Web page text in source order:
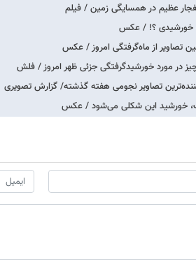
عظیم در همسایگی زمین / فیلم
خورشیدی ؟! / عکس
تصاویر از ماه‌گرفتگی امروز / عکس
در مورد خورشیدگرفتگی جزئی ظهر امروز / فلش
تصاویر نجومی هفته گذشته/ گزارش تصویری
خورشید این شکلی می‌شود / عکس